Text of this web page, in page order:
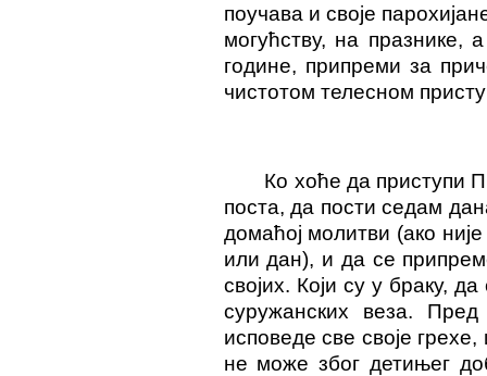
поучава и своје
могућству, на празнике,
године, припреми за
чистотом телесном
Ко хоће да приступи
поста, да пости седам
домаћој молитви (ако
или дан), и да се
својих. Који су у браку,
суружанских веза.
исповеде све своје
не може због детињег